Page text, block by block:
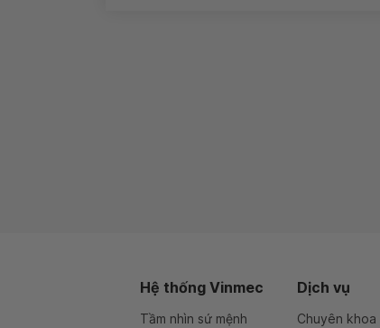
Hệ thống Vinmec
Tầm nhìn sứ mệnh
Dịch vụ
Chuyên khoa